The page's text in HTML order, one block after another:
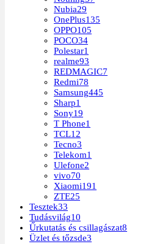
Nubia29
OnePlus135
OPPO105
POCO34
Polestar1
realme93
REDMAGIC7
Redmi78
Samsung445
Sharp1
Sony19
T Phone1
TCL12
Tecno3
Telekom1
Ulefone2
vivo70
Xiaomi191
ZTE25
Tesztek33
Tudásvilág10
Űrkutatás és csillagászat8
Üzlet és tőzsde3